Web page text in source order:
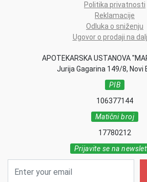
Politika privatnosti
Reklamacije
Odluka o sniženju
Ugovor o prodaji na
APOTEKARSKA USTANOVA
Jurija Gagarina 149/8, Novi
PIB
106377144
Matični broj
17780212
Prijavite se na